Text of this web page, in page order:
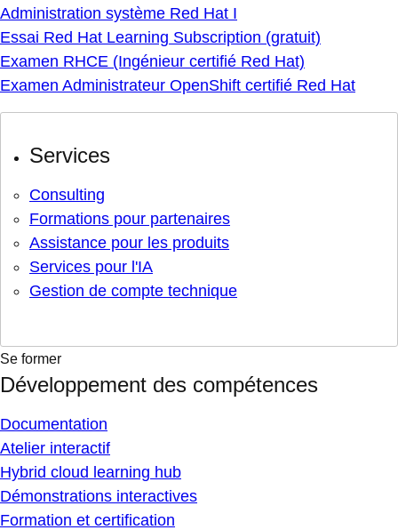
Administration système Red Hat I
Essai Red Hat Learning Subscription (gratuit)
Examen RHCE (Ingénieur certifié Red Hat)
Examen Administrateur OpenShift certifié Red Hat
Services
Consulting
Formations pour partenaires
Assistance pour les produits
Services pour l'IA
Gestion de compte technique
Se former
Développement des compétences
Documentation
Atelier interactif
Hybrid cloud learning hub
Démonstrations interactives
Formation et certification